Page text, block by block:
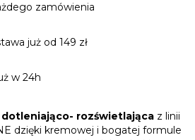
zamówienia
już od 149 zł
w 24h
rozświetlająca z linii
dzięki kremowej i bogatej formule